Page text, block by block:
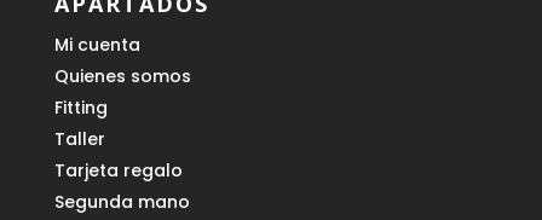
Mi cuenta
Quienes somos
Fitting
Taller
Tarjeta regalo
Segunda mano